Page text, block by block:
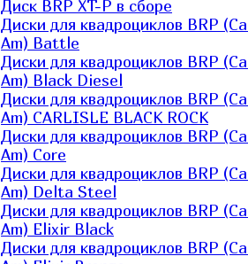
Диск BRP XT-P в сборе
Диски для квадроциклов BRP
Am) Battle
Диски для квадроциклов BRP
Am) Black Diesel
Диски для квадроциклов BRP
Am) CARLISLE BLACK ROCK
Диски для квадроциклов BRP
Am) Core
Диски для квадроциклов BRP
Am) Delta Steel
Диски для квадроциклов BRP
Am) Elixir Black
Диски для квадроциклов BRP